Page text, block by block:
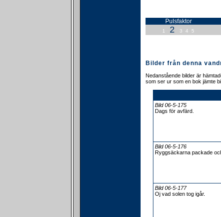
Pulsfaktor
1 2 3 4 5
Bilder från denna
Nedanstående bilder är
som ser ur som en bok jämte
Bild 06-5-175
Dags för avfärd.
Bild 06-5-176
Ryggsäckarna packade
Bild 06-5-177
Oj vad solen tog igår.